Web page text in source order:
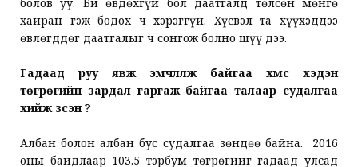
хайран гэж бодох ч хэрэггүй. Хүсвэл та хүүхэддээ
өвлөгддөг даатгалыг ч сонгож болно шүү дээ.
Гадаад руу явж эмчлүүлж байгаа хүмүүс хэдэн
төгрөгийн зардал гаргаж байгаа талаар судалгаа
хийж үзсэн үү?
Албан болон албан бус судалгаа зөндөө байна. 2016
оны байдлаар 103.5 тэрбум төгрөгийг гадаад улсад